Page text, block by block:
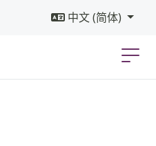
中文 (简体)